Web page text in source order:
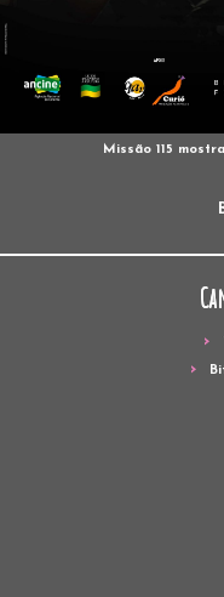
Missão 115